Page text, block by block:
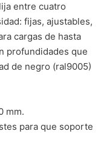
entre cuatro
fijas, ajustables,
cargas de hasta
profundidades que
de negro (ral9005)
mm.
para que soporte